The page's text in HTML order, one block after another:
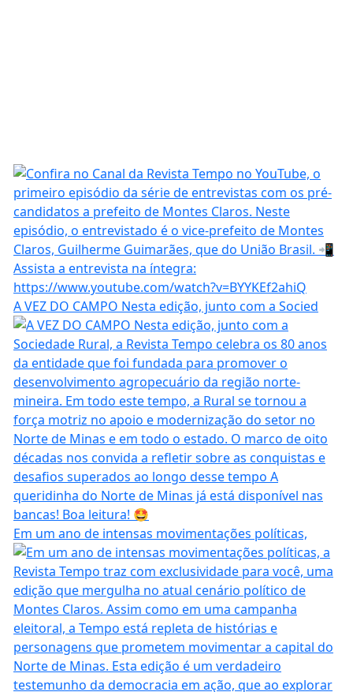
A VEZ DO CAMPO Nesta edição, junto com a Socied
Em um ano de intensas movimentações políticas,